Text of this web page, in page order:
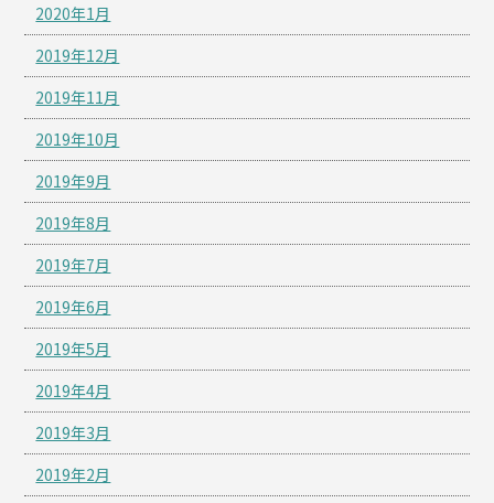
2020年1月
2019年12月
2019年11月
2019年10月
2019年9月
2019年8月
2019年7月
2019年6月
2019年5月
2019年4月
2019年3月
2019年2月